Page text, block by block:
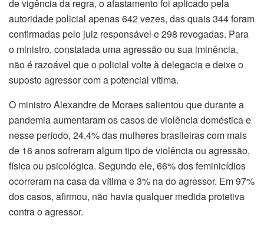
de vigência da regra, o afastamento foi aplicado pela
autoridade policial apenas 642 vezes, das quais 344 foram
confirmadas pelo juiz responsável e 298 revogadas. Para
o ministro, constatada uma agressão ou sua iminência,
não é razoável que o policial volte à delegacia e deixe o
suposto agressor com a potencial vítima.
O ministro Alexandre de Moraes salientou que durante a
pandemia aumentaram os casos de violência doméstica e
nesse período, 24,4% das mulheres brasileiras com mais
de 16 anos sofreram algum tipo de violência ou agressão,
física ou psicológica. Segundo ele, 66% dos feminicídios
ocorreram na casa da vítima e 3% na do agressor. Em 97%
dos casos, afirmou, não havia qualquer medida protetiva
contra o agressor.